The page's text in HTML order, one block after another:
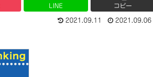
LINE コピー
2021.09.11 2021.09.06